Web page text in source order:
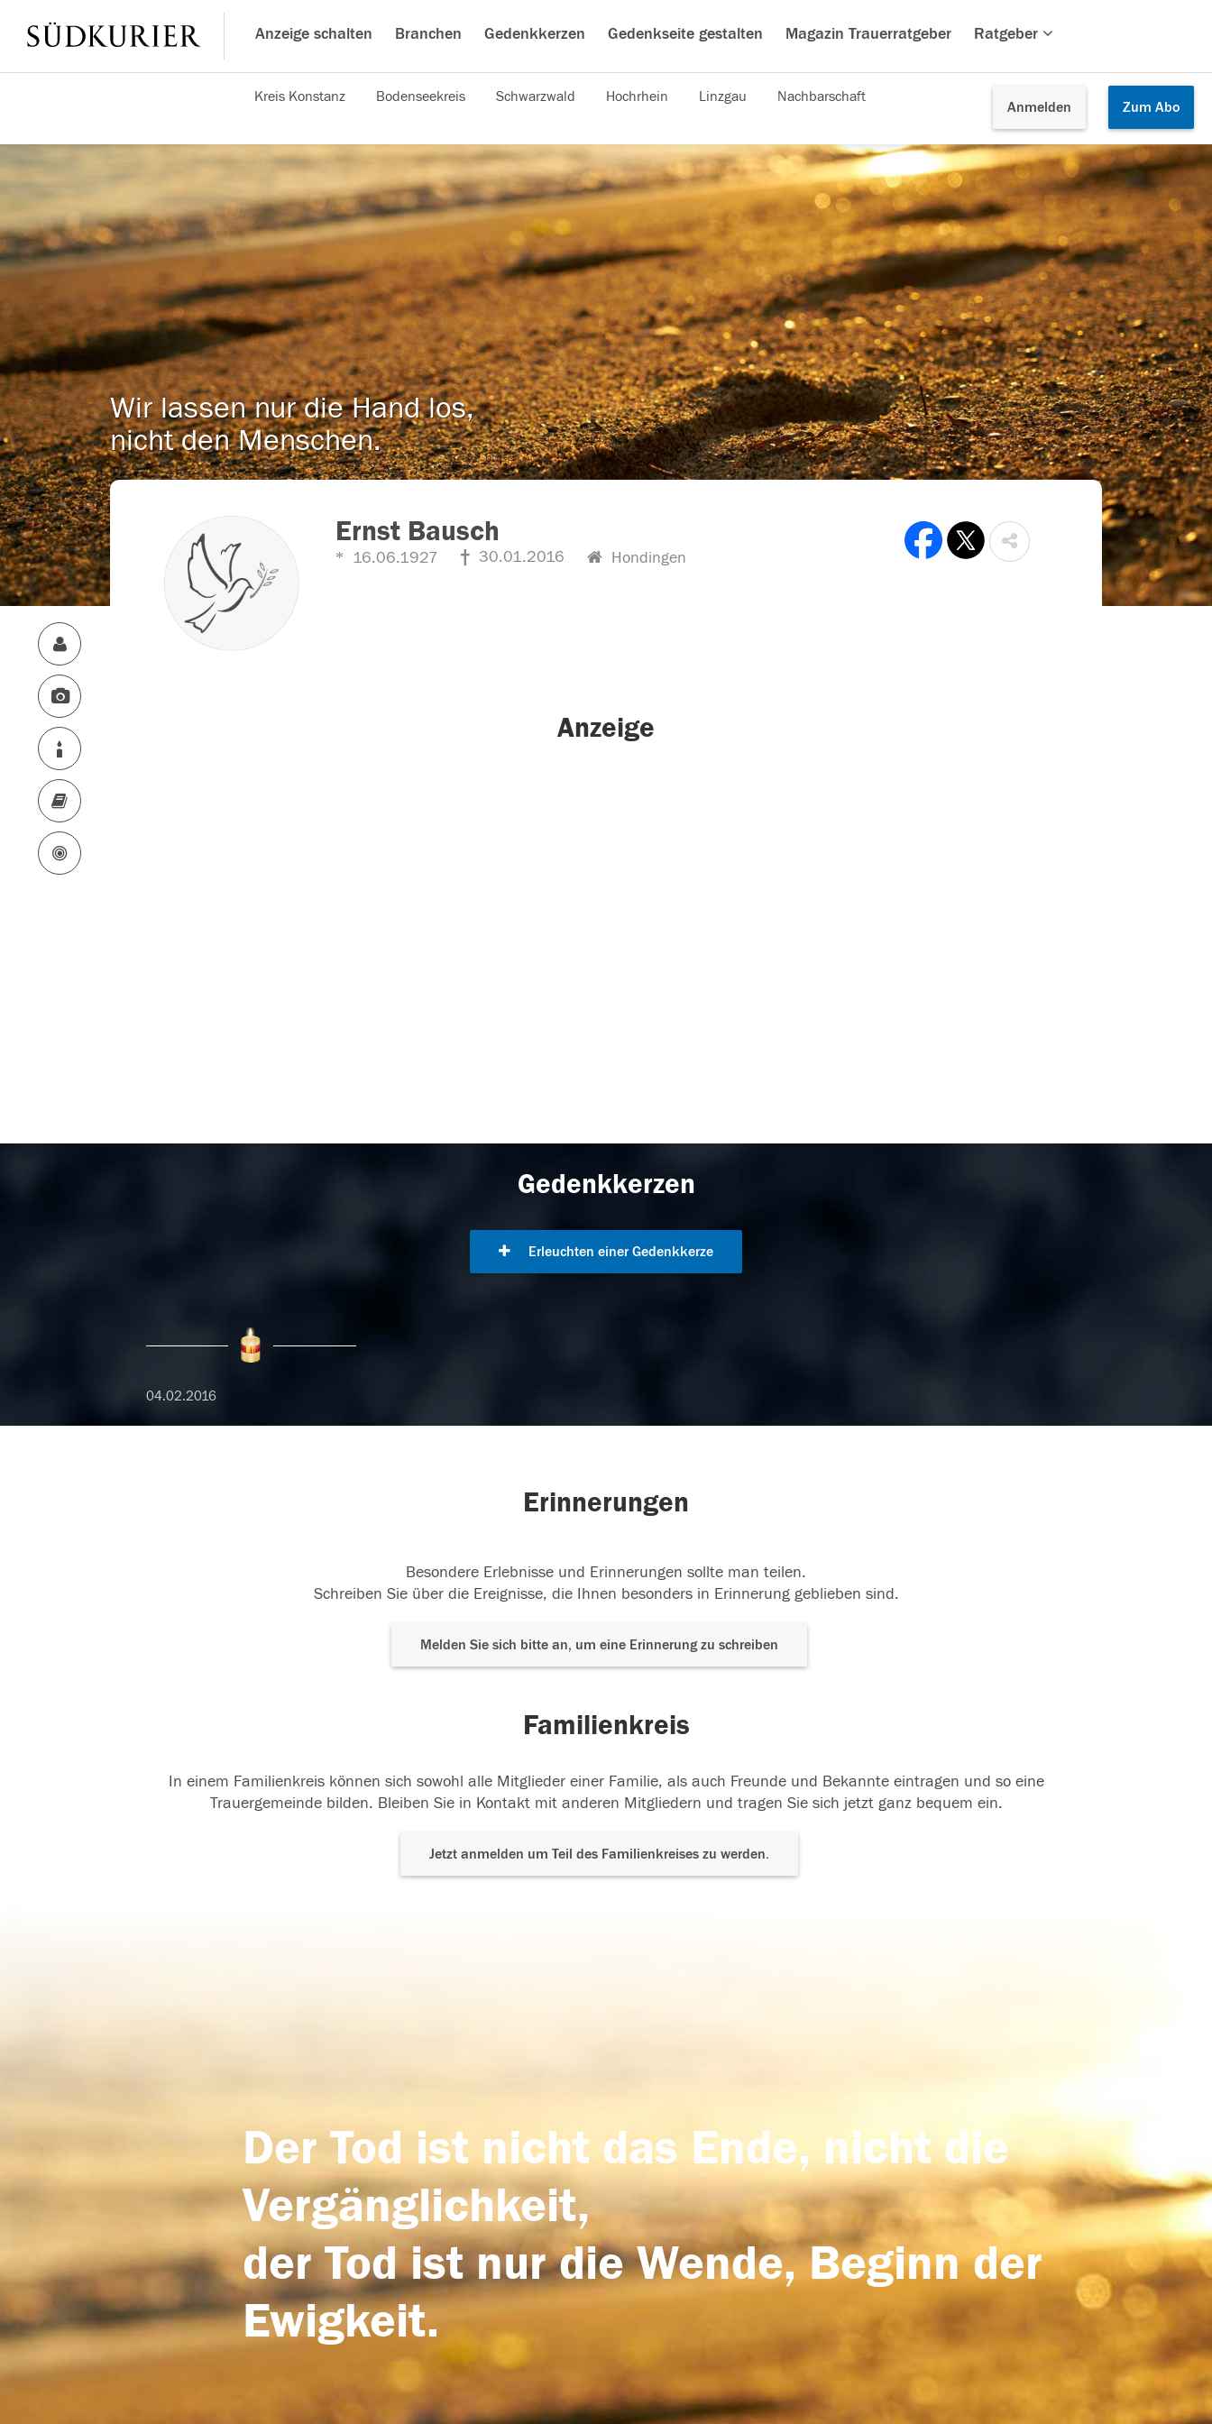
Anzeige schalten Branchen Gedenkkerzen Gedenkseite gestalten Magazin Trauerratgeber Ratgeber
Anmelden Zum Abo
Kreis Konstanz Bodenseekreis Schwarzwald Hochrhein Linzgau Nachbarschaft
Wir lassen nur die Hand los,
nicht den Menschen.
Ernst Bausch
16.06.1927 30.01.2016 Hondingen
Anzeige
Gedenkkerzen
Erleuchten einer Gedenkkerze
04.02.2016
Erinnerungen
Besondere Erlebnisse und Erinnerungen sollte man teilen.
Schreiben Sie über die Ereignisse, die Ihnen besonders in Erinnerung geblieben sind.
Melden Sie sich bitte an, um eine Erinnerung zu schreiben
Familienkreis
In einem Familienkreis können sich sowohl alle Mitglieder einer Familie, als auch Freunde und Bekannte eintragen und so eine
Trauergemeinde bilden. Bleiben Sie in Kontakt mit anderen Mitgliedern und tragen Sie sich jetzt ganz bequem ein.
Jetzt anmelden um Teil des Familienkreises zu werden.
Der Tod ist nicht das Ende, nicht die
Vergänglichkeit,
der Tod ist nur die Wende, Beginn der
Ewigkeit.